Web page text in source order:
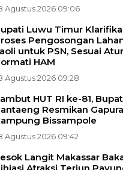
Agustus 2026 09:06
Luwu Timur
Pengosongan
untuk PSN, Sesuai
HAM
Agustus 2026 09:28
HUT RI ke-81,
Resmikan Gapura
Bissampole
Agustus 2026 09:42
Langit Makassar